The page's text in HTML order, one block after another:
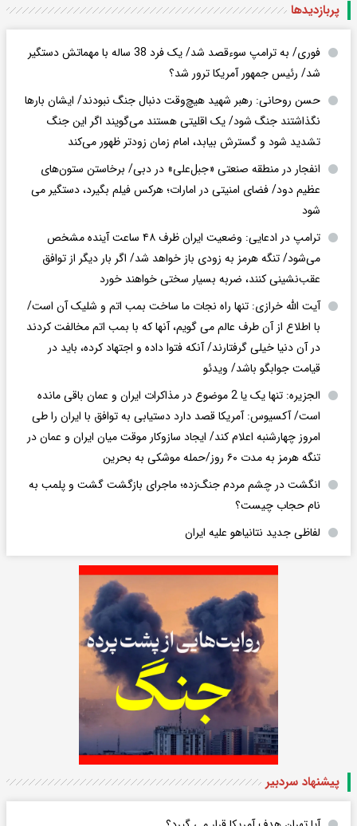
پربازدید‌ها
فوری/ به ترامپ سوءقصد شد/ یک فرد 38 ساله با مهماتش دستگیر
شد/ رئیس جمهور آمریکا ترور شد؟
حسن روحانی: رهبر شهید هیچ‌وقت دنبال جنگ نبودند/ ایشان بارها
نگذاشتند جنگ شود/ یک اقلیتی هستند می‌گویند اگر این جنگ
تشدید شود و گسترش بیابد، امام زمان زودتر ظهور می‌کند
انفجار در منطقه صنعتی «جبل‌علی» در دبی/ برخاستن ستون‌های
عظیم دود/ فضای امنیتی در امارات؛ هرکس فیلم بگیرد، دستگیر می
شود
ترامپ در ادعایی: وضعیت ایران ظرف ۴۸ ساعت آینده مشخص
می‌شود/ تنگه هرمز به زودی باز خواهد شد/ اگر بار دیگر از توافق
عقب‌نشینی کنند، ضربه بسیار سختی خواهند خورد
آیت الله خرازی: تنها راه نجات ما ساخت بمب اتم و شلیک آن است/
با اطلاع از آن طرف عالم می گویم، آنها که با بمب اتم مخالفت کردند
در آن دنیا خیلی گرفتارند/ آنکه فتوا داده و اجتهاد کرده، باید در
قیامت جوابگو باشد/ ویدئو
الجزیره: تنها یک یا 2 موضوع در مذاکرات ایران و عمان باقی مانده
است/ آکسیوس: آمریکا قصد دارد دستیابی به توافق با ایران را طی
امروز چهارشنبه اعلام کند/ ایجاد سازوکار موقت میان ایران و عمان در
تنگه هرمز به مدت ۶۰ روز/حمله موشکی به بحرین
انگشت در چشم مردم جنگ‌زده؛ ماجرای بازگشت گشت و پلمب به
نام حجاب چیست؟
لفاظی جدید نتانیاهو علیه ایران
پیشنهاد سردبیر